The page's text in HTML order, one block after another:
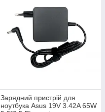
Зарядний пристрій для
ноутбука Asus 19V 3.42A 65W